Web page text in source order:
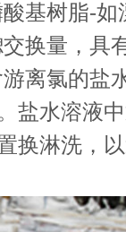
基树脂-
换量，具
离氯的盐
盐水溶液
换淋洗，